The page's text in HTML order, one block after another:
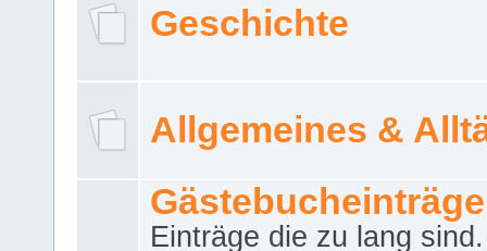
Geschichte
Allgemeines &
Gästebucheinträge
Einträge die zu lang